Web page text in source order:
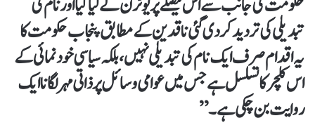
تبدیلی کی تردید کر دی گئی ناقدین کے مطابق پنجاب حکومت کا
یہ اقدام صرف ایک نام کی تبدیلی نہیں، بلکہ سیاسی خودنمائی کے
اس کلچر کا تسلسل ہے جس میں عوامی وسائل پر ذاتی مہر لگانا ایک
روایت بن چکی ہے۔”